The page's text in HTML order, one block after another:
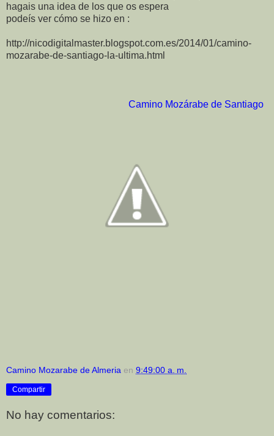
hagais una idea de los que os espera
podeís ver cómo se hizo en :
http://nicodigitalmaster.blogspot.com.es/2014/01/camino-
mozarabe-de-santiago-la-ultima.html
Camino Mozárabe de Santiago
Camino Mozarabe de Almeria en 9:49:00 a. m.
Compartir
No hay comentarios: